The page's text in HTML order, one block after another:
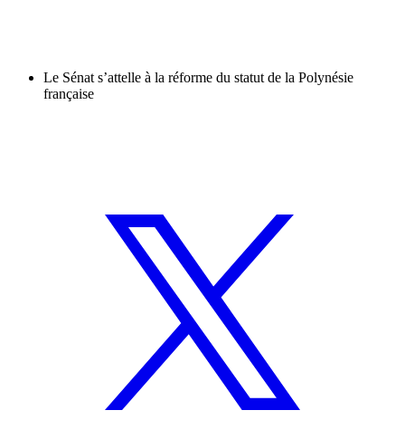
Le Sénat s’attelle à la réforme du statut de la Polynésie
française